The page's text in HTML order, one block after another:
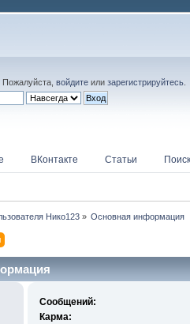
. Пожалуйста, войдите или зарегистрируйтесь
ВКонтакте Статьи Поиск
Нико123» Основная информация
Сообщений:
Карма: